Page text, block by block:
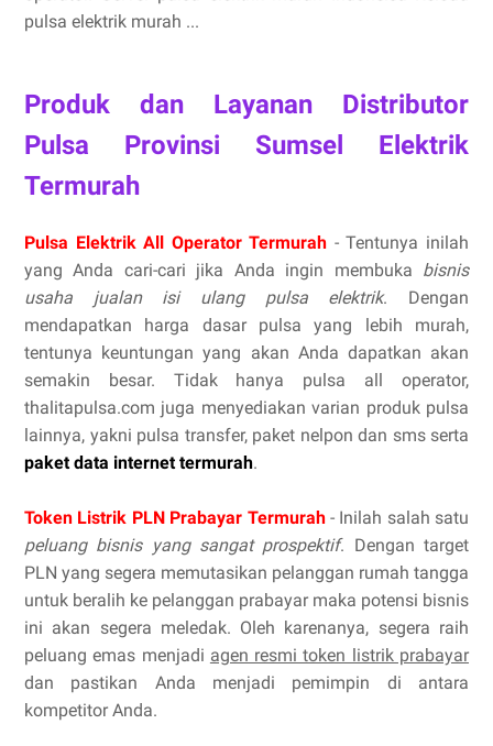
pulsa elektrik murah ...
Produk dan Layanan Distributor
Pulsa Provinsi Sumsel Elektrik
Termurah
Pulsa Elektrik All Operator Termurah - Tentunya inilah
yang Anda cari-cari jika Anda ingin membuka bisnis
usaha jualan isi ulang pulsa elektrik. Dengan
mendapatkan harga dasar pulsa yang lebih murah,
tentunya keuntungan yang akan Anda dapatkan akan
semakin besar. Tidak hanya pulsa all operator,
thalitapulsa.com juga menyediakan varian produk pulsa
lainnya, yakni pulsa transfer, paket nelpon dan sms serta
paket data internet termurah.
Token Listrik PLN Prabayar Termurah- Inilah salah satu
peluang bisnis yang sangat prospektif. Dengan target
PLN yang segera memutasikan pelanggan rumah tangga
untuk beralih ke pelanggan prabayar maka potensi bisnis
ini akan segera meledak. Oleh karenanya, segera raih
peluang emas menjadi agen resmi token listrik prabayar
dan pastikan Anda menjadi pemimpin di antara
kompetitor Anda.